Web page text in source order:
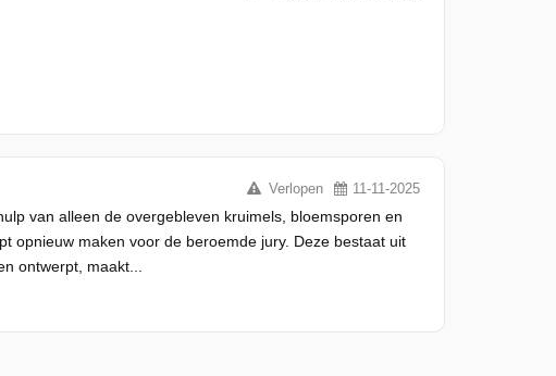
Verlopen 11-11-2025
van alleen de overgebleven kruimels, bloemsporen en
opnieuw maken voor de beroemde jury. Deze bestaat uit
ontwerpt, maakt...